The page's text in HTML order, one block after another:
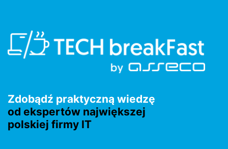
Zdobądź praktyczną wiedzę
od ekspertów największej
polskiej firmy IT